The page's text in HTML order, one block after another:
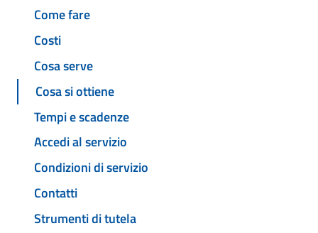
Come fare
Costi
Cosa serve
Cosa si ottiene
Tempi e scadenze
Accedi al servizio
Condizioni di servizio
Contatti
Strumenti di tutela